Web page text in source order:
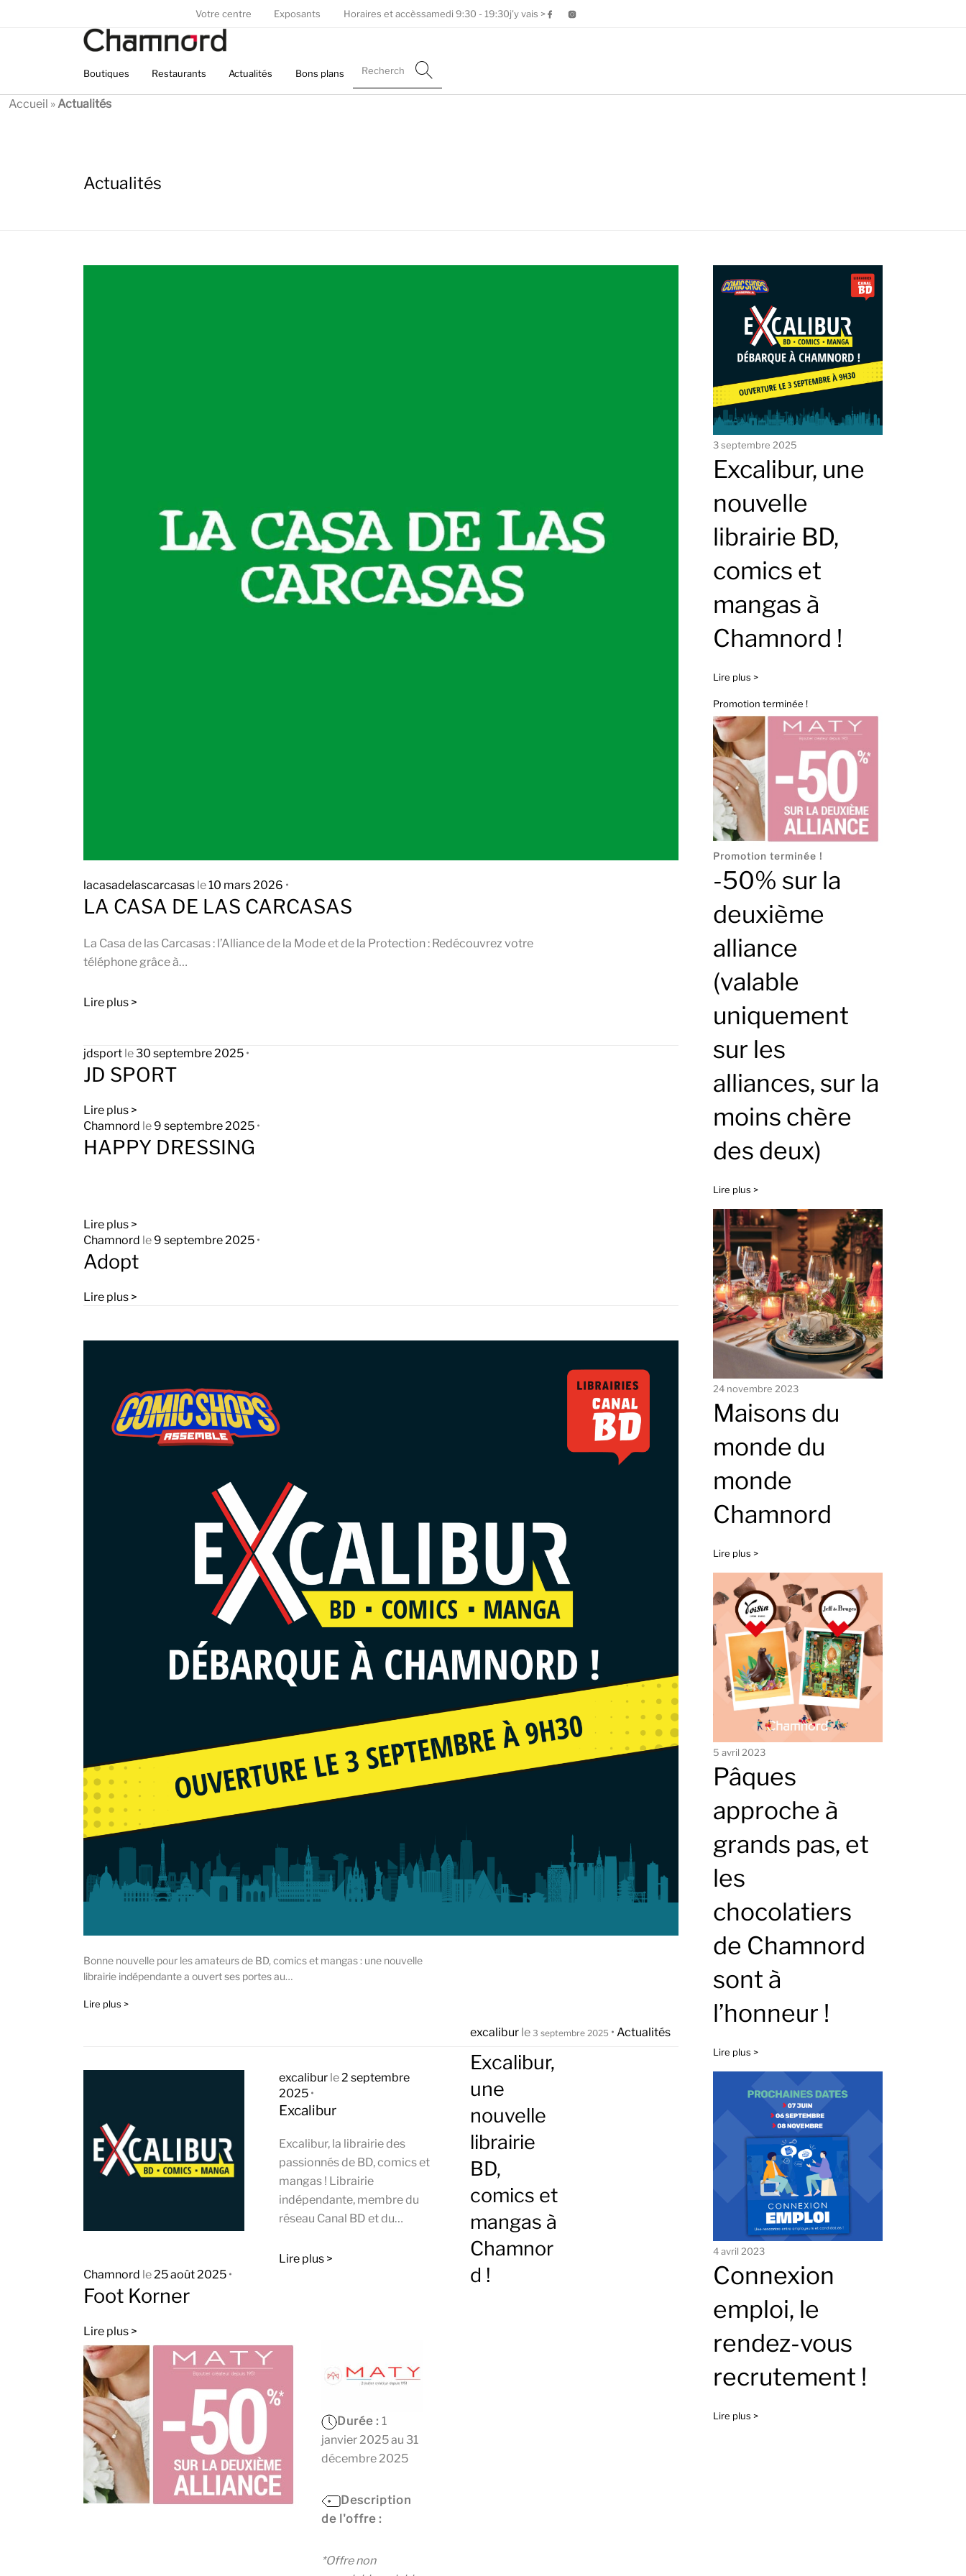
Votre centre Exposants Horaires et accèssamedi 9:30 - 19:30j'y vais >
Boutiques Restaurants Actualités Bons plans
Accueil »Actualités
Actualités
lacasadelascarcasas le10 mars 2026 •
LA CASA DE LAS CARCASAS
La Casa de las Carcasas : l’Alliance de la Mode et de la Protection : Redécouvrez votre
téléphone grâce à…
Lire plus >
jdsport le30 septembre 2025 •
JD SPORT
Lire plus >
Chamnord le 9 septembre 2025 •
HAPPY DRESSING
Lire plus >
Chamnord le 9 septembre 2025 •
Adopt
Lire plus >
excalibur le3 septembre 2025 •Actualités
Excalibur,
une
nouvelle
librairie
BD,
comics et
mangas à
Chamnor
d !
Bonne nouvelle pour les amateurs de BD, comics et mangas : une nouvelle
librairie indépendante a ouvert ses portes au…
Lire plus >
excalibur le2 septembre
2025 •
Excalibur
Excalibur, la librairie des
passionnés de BD, comics et
mangas ! Librairie
indépendante, membre du
réseau Canal BD et du…
Lire plus >
Chamnord le25 août 2025 •
Foot Korner
Lire plus >
Durée :1
janvier 2025 au 31
décembre 2025
Description
de l'offre :
*Offre non
3 septembre 2025
Excalibur, une
nouvelle
librairie BD,
comics et
mangas à
Chamnord !
Lire plus >
Promotion terminée !
Promotion terminée !
-50% sur la
deuxième
alliance
(valable
uniquement
sur les
alliances, sur la
moins chère
des deux)
Lire plus >
24 novembre 2023
Maisons du
monde du
monde
Chamnord
Lire plus >
5 avril 2023
Pâques
approche à
grands pas, et
les
chocolatiers
de Chamnord
sont à
l’honneur !
Lire plus >
4 avril 2023
Connexion
emploi, le
rendez-vous
recrutement !
Lire plus >